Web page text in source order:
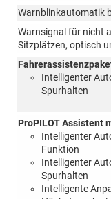
Warnblinkautomatik
Warnsignal für nicht
Sitzplätzen, optisch
Intelligenter
Spurhalten
ProPILOT Assistent
Intelligenter
Funktion
Intelligenter
Spurhalten
Intelligente